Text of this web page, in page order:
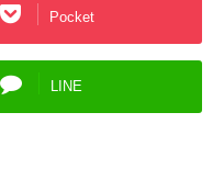
Pocket
LINE